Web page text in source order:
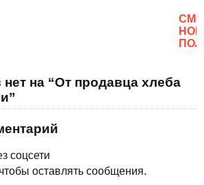
на “От продавца хлеба
соцсети
чтобы оставлять сообщения.